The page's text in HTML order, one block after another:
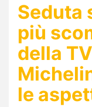
Seduta
più
della
le